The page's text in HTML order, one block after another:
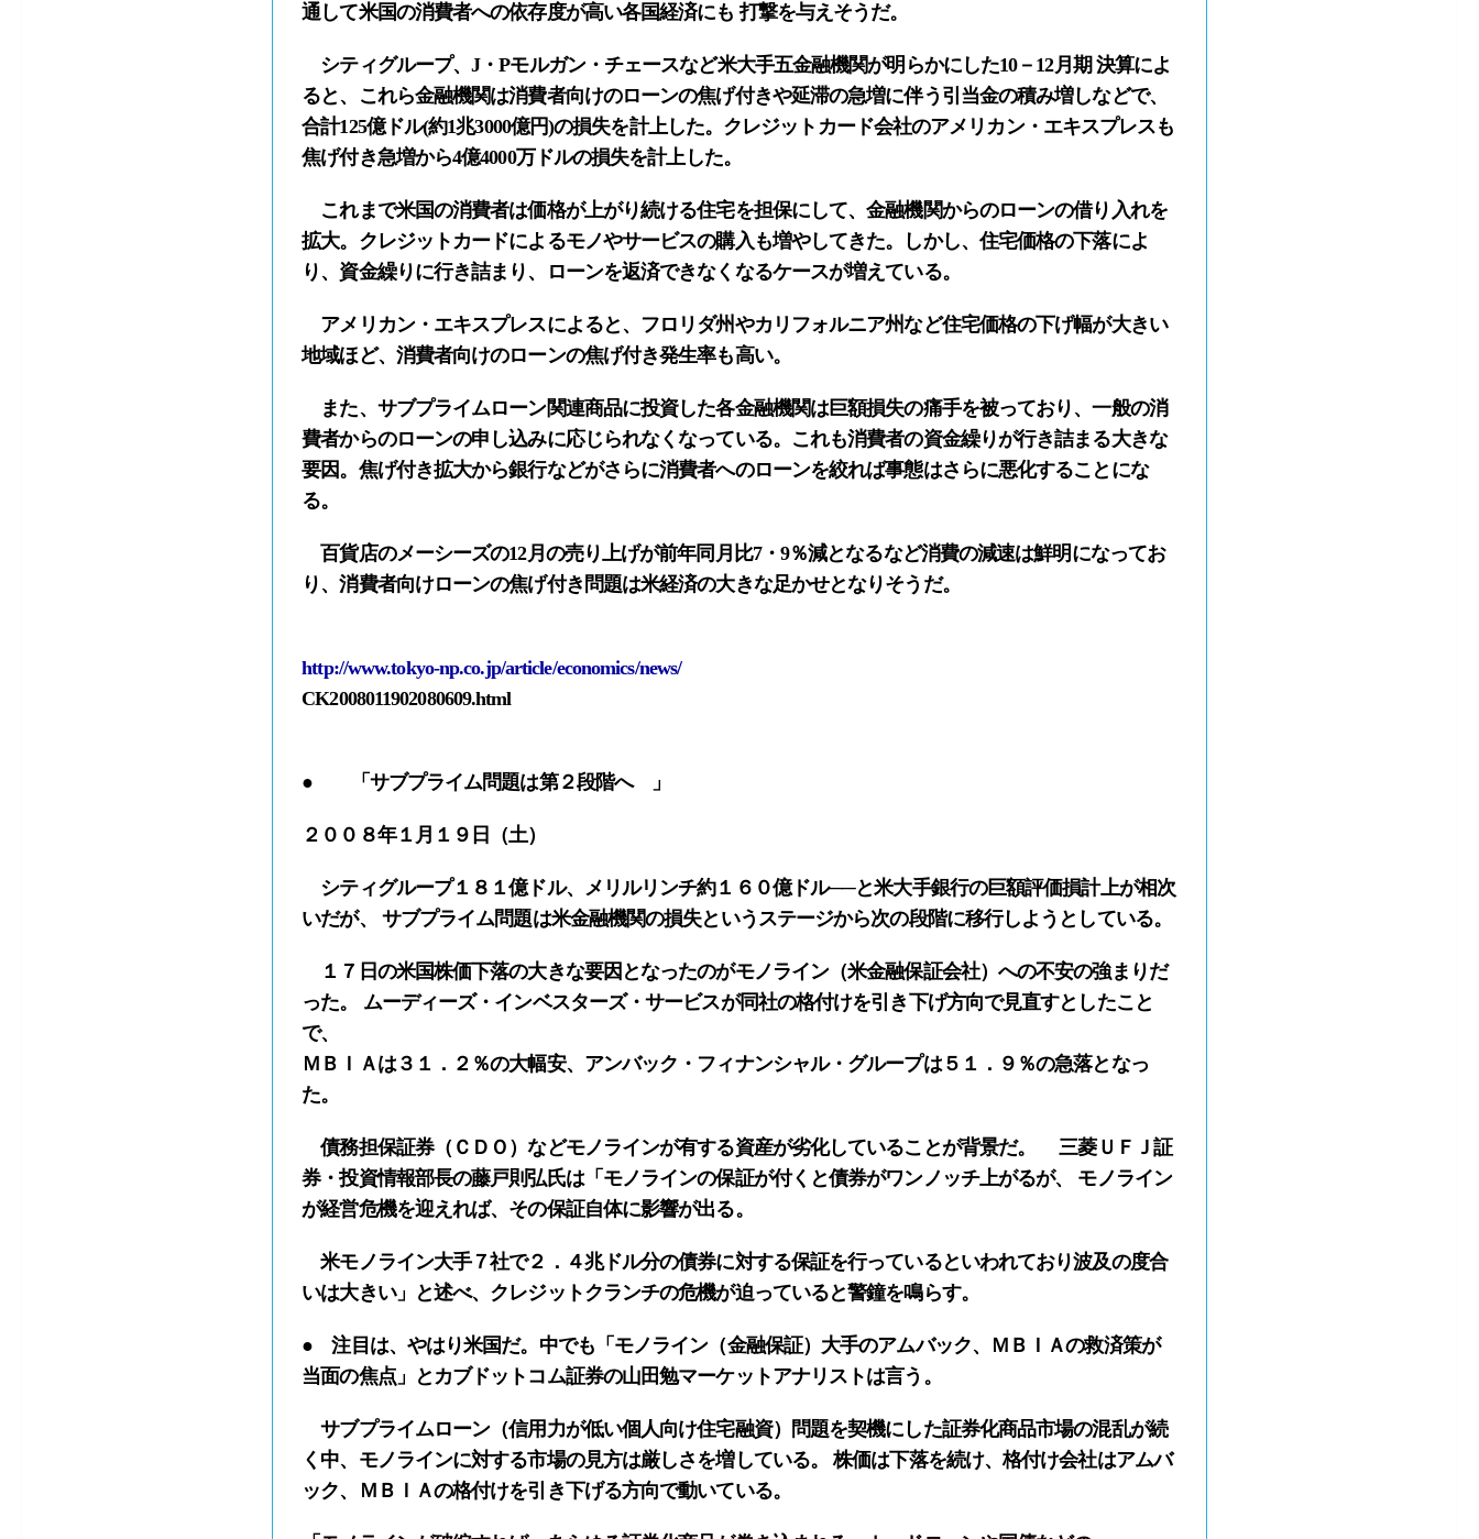
通して米国の消費者への依存度が高い各国経済にも 打撃を与えそうだ。
シティグループ、J・Pモルガン・チェースなど米大手五金融機関が明らかにした10－12月期 決算によ
ると、これら金融機関は消費者向けのローンの焦げ付きや延滞の急増に伴う引当金の積み増しなどで、
合計125億ドル(約1兆3000億円)の損失を計上した。クレジットカード会社のアメリカン・エキスプレスも
焦げ付き急増から4億4000万ドルの損失を計上した。
これまで米国の消費者は価格が上がり続ける住宅を担保にして、金融機関からのローンの借り入れを
拡大。クレジットカードによるモノやサービスの購入も増やしてきた。しかし、住宅価格の下落によ
り、資金繰りに行き詰まり、ローンを返済できなくなるケースが増えている。
アメリカン・エキスプレスによると、フロリダ州やカリフォルニア州など住宅価格の下げ幅が大きい
地域ほど、消費者向けのローンの焦げ付き発生率も高い。
また、サブプライムローン関連商品に投資した各金融機関は巨額損失の痛手を被っており、一般の消
費者からのローンの申し込みに応じられなくなっている。これも消費者の資金繰りが行き詰まる大きな
要因。焦げ付き拡大から銀行などがさらに消費者へのローンを絞れば事態はさらに悪化することにな
る。
百貨店のメーシーズの12月の売り上げが前年同月比7・9％減となるなど消費の減速は鮮明になってお
り、消費者向けローンの焦げ付き問題は米経済の大きな足かせとなりそうだ。
http://www.tokyo-np.co.jp/article/economics/news/
CK2008011902080609.html
● 「サブプライム問題は第２段階へ 」
２００８年１月１９日（土）
シティグループ１８１億ドル、メリルリンチ約１６０億ドル──と米大手銀行の巨額評価損計上が相次
いだが、 サブプライム問題は米金融機関の損失というステージから次の段階に移行しようとしている。
１７日の米国株価下落の大きな要因となったのがモノライン（米金融保証会社）への不安の強まりだ
った。 ムーディーズ・インベスターズ・サービスが同社の格付けを引き下げ方向で見直すとしたこと
で、
ＭＢＩＡは３１．２％の大幅安、アンバック・フィナンシャル・グループは５１．９％の急落となっ
た。
債務担保証券（ＣＤＯ）などモノラインが有する資産が劣化していることが背景だ。 三菱ＵＦＪ証
券・投資情報部長の藤戸則弘氏は「モノラインの保証が付くと債券がワンノッチ上がるが、 モノライン
が経営危機を迎えれば、その保証自体に影響が出る。
米モノライン大手７社で２．４兆ドル分の債券に対する保証を行っているといわれており波及の度合
いは大きい」と述べ、クレジットクランチの危機が迫っていると警鐘を鳴らす。
● 注目は、やはり米国だ。中でも「モノライン（金融保証）大手のアムバック、ＭＢＩＡの救済策が
当面の焦点」とカブドットコム証券の山田勉マーケットアナリストは言う。
サブプライムローン（信用力が低い個人向け住宅融資）問題を契機にした証券化商品市場の混乱が続
く中、モノラインに対する市場の見方は厳しさを増している。 株価は下落を続け、格付け会社はアムバ
ック、ＭＢＩＡの格付けを引き下げる方向で動いている。